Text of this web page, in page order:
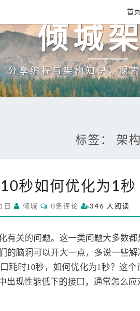
首页
倾城
分享编程与架构知识，探
标签： 架构
口
时
0
秒
如
何
优
秒如何优化为1秒
日 倾城
C
O
M
E
N
T
S
0条评论 346 人阅读
有关的问题。这一类问题大多数
的脑洞可以开大一点，多说一些
耗时10秒，如何优化为1秒？这个
现性能低下的接口，通常怎么应